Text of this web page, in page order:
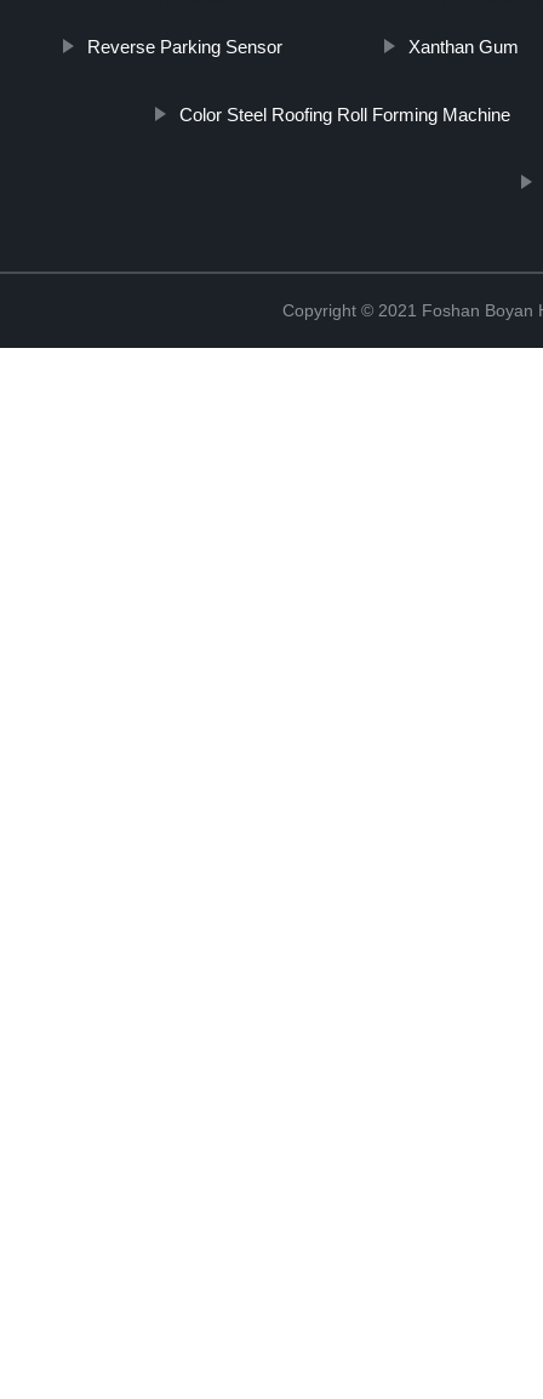
Reverse Parking Sensor Xanthan Gum
Color Steel Roofing Roll Forming Machine
Copyright © 2021 Foshan Boyan